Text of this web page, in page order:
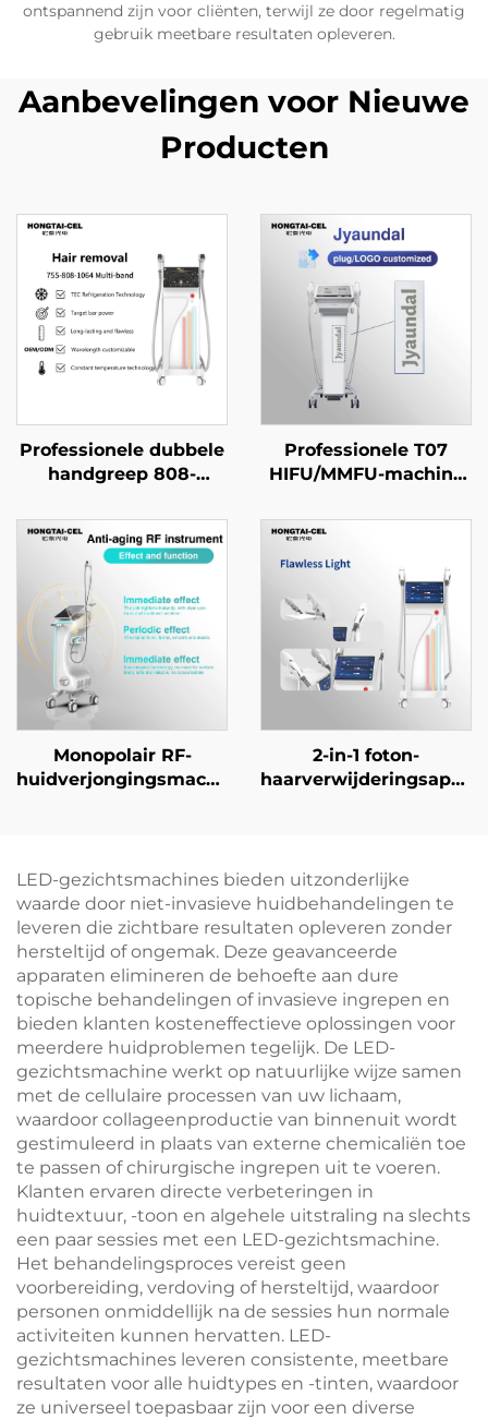
ontspannend zijn voor cliënten, terwijl ze door regelmatig
gebruik meetbare resultaten opleveren.
Aanbevelingen voor Nieuwe
Producten
Professionele dubbele
handgreep 808-
haarverwijdering,
12×12/12×18 mm vlek
voor gezicht, lichaam
en
schoonheidssalonapparatuur
Professionele T07
HIFU/MMFU-machine
maken van gezicht en
lichaam, anti-aging en
rimpelverwijdering –
Monopolair RF-
huidverjongingsmachine
rimpelverwijdering
2-in-1 foton-
geschikt voor gebruik
in schoonheidssalons
en klinieken
LED-gezichtsmachines bieden uitzonderlijke
waarde door niet-invasieve huidbehandelingen te
leveren die zichtbare resultaten opleveren zonder
hersteltijd of ongemak. Deze geavanceerde
apparaten elimineren de behoefte aan dure
topische behandelingen of invasieve ingrepen en
bieden klanten kosteneffectieve oplossingen voor
meerdere huidproblemen tegelijk. De LED-
gezichtsmachine werkt op natuurlijke wijze samen
met de cellulaire processen van uw lichaam,
waardoor collageenproductie van binnenuit wordt
gestimuleerd in plaats van externe chemicaliën toe
te passen of chirurgische ingrepen uit te voeren.
Klanten ervaren directe verbeteringen in
huidtextuur, -toon en algehele uitstraling na slechts
een paar sessies met een LED-gezichtsmachine.
Het behandelingsproces vereist geen
voorbereiding, verdoving of hersteltijd, waardoor
personen onmiddellijk na de sessies hun normale
activiteiten kunnen hervatten. LED-
gezichtsmachines leveren consistente, meetbare
resultaten voor alle huidtypes en -tinten, waardoor
ze universeel toepasbaar zijn voor een diverse